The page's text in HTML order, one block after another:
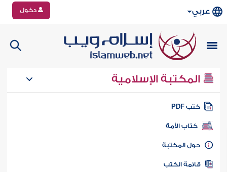
عربي دخول
المكتبة الإسلامية
كتب PDF
كتاب الأمة
المكتبة